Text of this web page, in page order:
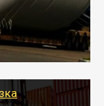
вам
и